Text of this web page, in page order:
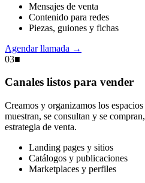
Mensajes de venta
Contenido para redes
Piezas, guiones y fichas
Agendar llamada →
03■
Canales listos para vender
Creamos y organizamos los
muestran, se consultan y se
estrategia de venta.
Landing pages y sitios
Catálogos y publicaciones
Marketplaces y perfiles